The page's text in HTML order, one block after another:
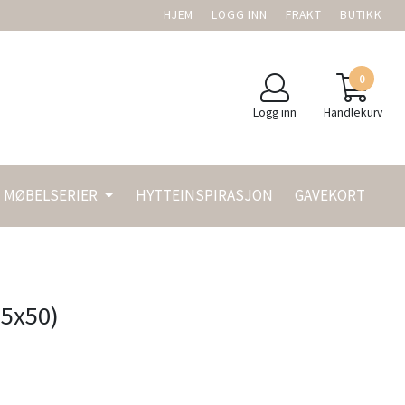
HJEM LOGG INN FRAKT BUTIKK
Logg inn
0
Handlekurv
MØBELSERIER HYTTEINSPIRASJON GAVEKORT